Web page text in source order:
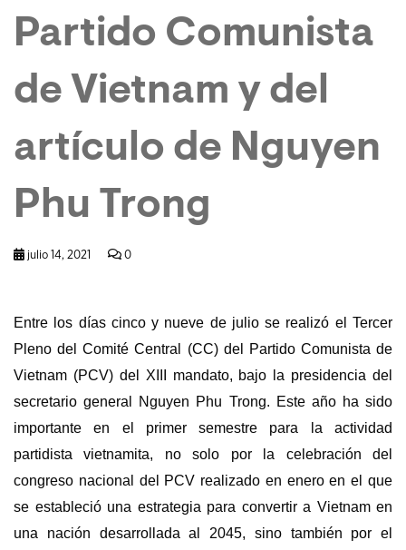
Partido Comunista
de Vietnam y del
artículo de Nguyen
Phu Trong
julio 14, 2021 0
Entre los días cinco y nueve de julio se realizó el Tercer
Pleno del Comité Central (CC) del Partido Comunista de
Vietnam (PCV) del XIII mandato, bajo la presidencia del
secretario general Nguyen Phu Trong. Este año ha sido
importante en el primer semestre para la actividad
partidista vietnamita, no solo por la celebración del
congreso nacional del PCV realizado en enero en el que
se estableció una estrategia para convertir a Vietnam en
una nación desarrollada al 2045, sino también por el